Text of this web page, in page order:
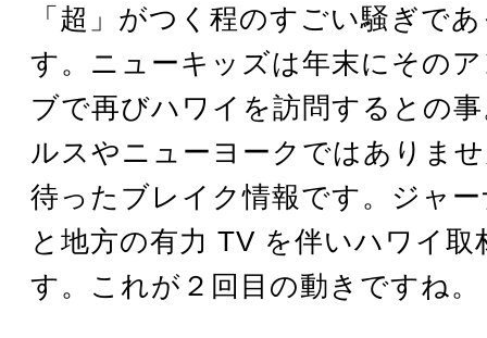
「超」がつく程のすごい騒ぎで
す。ニューキッズは年末にその
ブで再びハワイを訪問するとの
ルスやニューヨークではありま
待ったブレイク情報です。ジャ
と地方の有力 TV を伴いハワイ取
す。これが２回目の動きですね。